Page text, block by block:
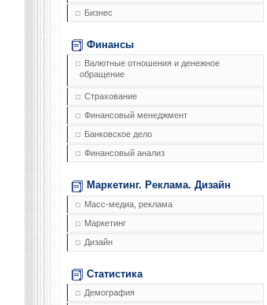
Бизнес
Финансы
Валютные отношения и денежное
обращение
Страхование
Финансовый менеджмент
Банковское дело
Финансовый анализ
Маркетинг. Реклама. Дизайн
Масс-медиа, реклама
Маркетинг
Дизайн
Статистика
Демография